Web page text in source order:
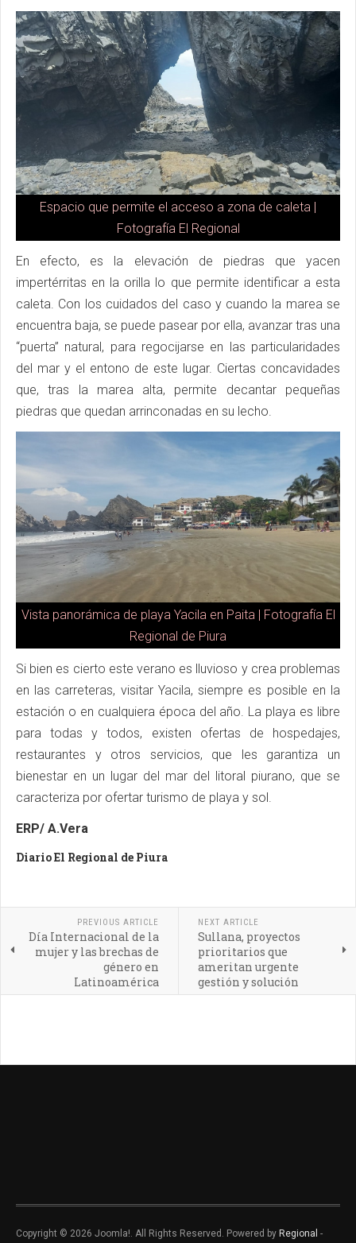
Espacio que permite el acceso a zona de caleta |
Fotografía El Regional
En efecto, es la elevación de piedras que yacen
impertérritas en la orilla lo que permite identificar a esta
caleta. Con los cuidados del caso y cuando la marea se
encuentra baja, se puede pasear por ella, avanzar tras una
“puerta” natural, para regocijarse en las particularidades
del mar y el entono de este lugar. Ciertas concavidades
que, tras la marea alta, permite decantar pequeñas
piedras que quedan arrinconadas en su lecho.
Vista panorámica de playa Yacila en Paita | Fotografía El
Regional de Piura
Si bien es cierto este verano es lluvioso y crea problemas
en las carreteras, visitar Yacila, siempre es posible en la
estación o en cualquiera época del año. La playa es libre
para todas y todos, existen ofertas de hospedajes,
restaurantes y otros servicios, que les garantiza un
bienestar en un lugar del mar del litoral piurano, que se
caracteriza por ofertar turismo de playa y sol.
ERP/ A.Vera
Diario El Regional de Piura
PREVIOUS ARTICLE
Día Internacional de la
mujer y las brechas de
género en
Latinoamérica
NEXT ARTICLE
Sullana, proyectos
prioritarios que
ameritan urgente
gestión y solución
Copyright © 2026 Joomla!. All Rights Reserved. Powered by Regional -